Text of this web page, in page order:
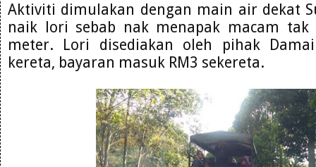
Aktiviti dimulakan dengan main air dekat
naik lori sebab nak menapak macam tak
meter. Lori disediakan oleh pihak
kereta, bayaran masuk RM3 sekereta.